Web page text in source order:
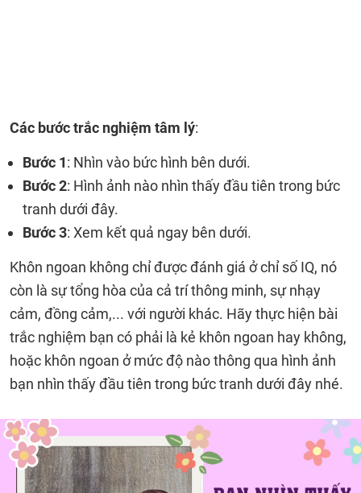
Các bước trắc nghiệm tâm lý:
Bước 1: Nhìn vào bức hình bên dưới.
Bước 2: Hình ảnh nào nhìn thấy đầu tiên trong bức
tranh dưới đây.
Bước 3: Xem kết quả ngay bên dưới.
Khôn ngoan không chỉ được đánh giá ở chỉ số IQ, nó
còn là sự tổng hòa của cả trí thông minh, sự nhạy
cảm, đồng cảm,... với người khác. Hãy thực hiện bài
trắc nghiệm bạn có phải là kẻ khôn ngoan hay không,
hoặc khôn ngoan ở mức độ nào thông qua hình ảnh
bạn nhìn thấy đầu tiên trong bức tranh dưới đây nhé.